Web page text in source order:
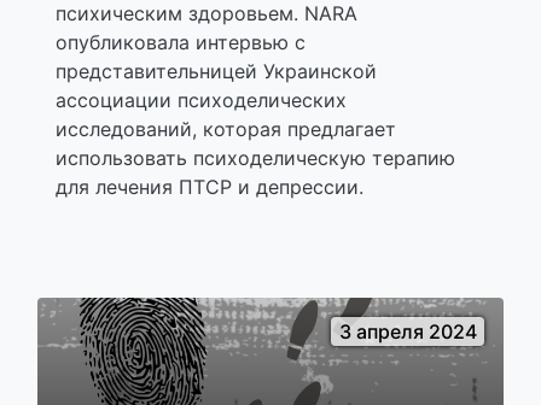
психическим здоровьем. NARA
опубликовала интервью с
представительницей Украинской
ассоциации психоделических
исследований, которая предлагает
использовать психоделическую терапию
для лечения ПТСР и депрессии.
3 апреля 2024